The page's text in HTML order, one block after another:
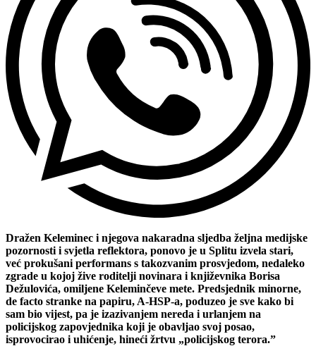
Dražen Keleminec i njegova nakaradna sljedba željna medijske
pozornosti i svjetla reflektora, ponovo je u Splitu izvela stari,
već prokušani performans s takozvanim prosvjedom, nedaleko
zgrade u kojoj žive roditelji novinara i književnika Borisa
Dežulovića, omiljene Keleminčeve mete. Predsjednik minorne,
de facto stranke na papiru, A-HSP-a, poduzeo je sve kako bi
sam bio vijest, pa je izazivanjem nereda i urlanjem na
policijskog zapovjednika koji je obavljao svoj posao,
isprovocirao i uhićenje, hineći žrtvu „policijskog terora.”